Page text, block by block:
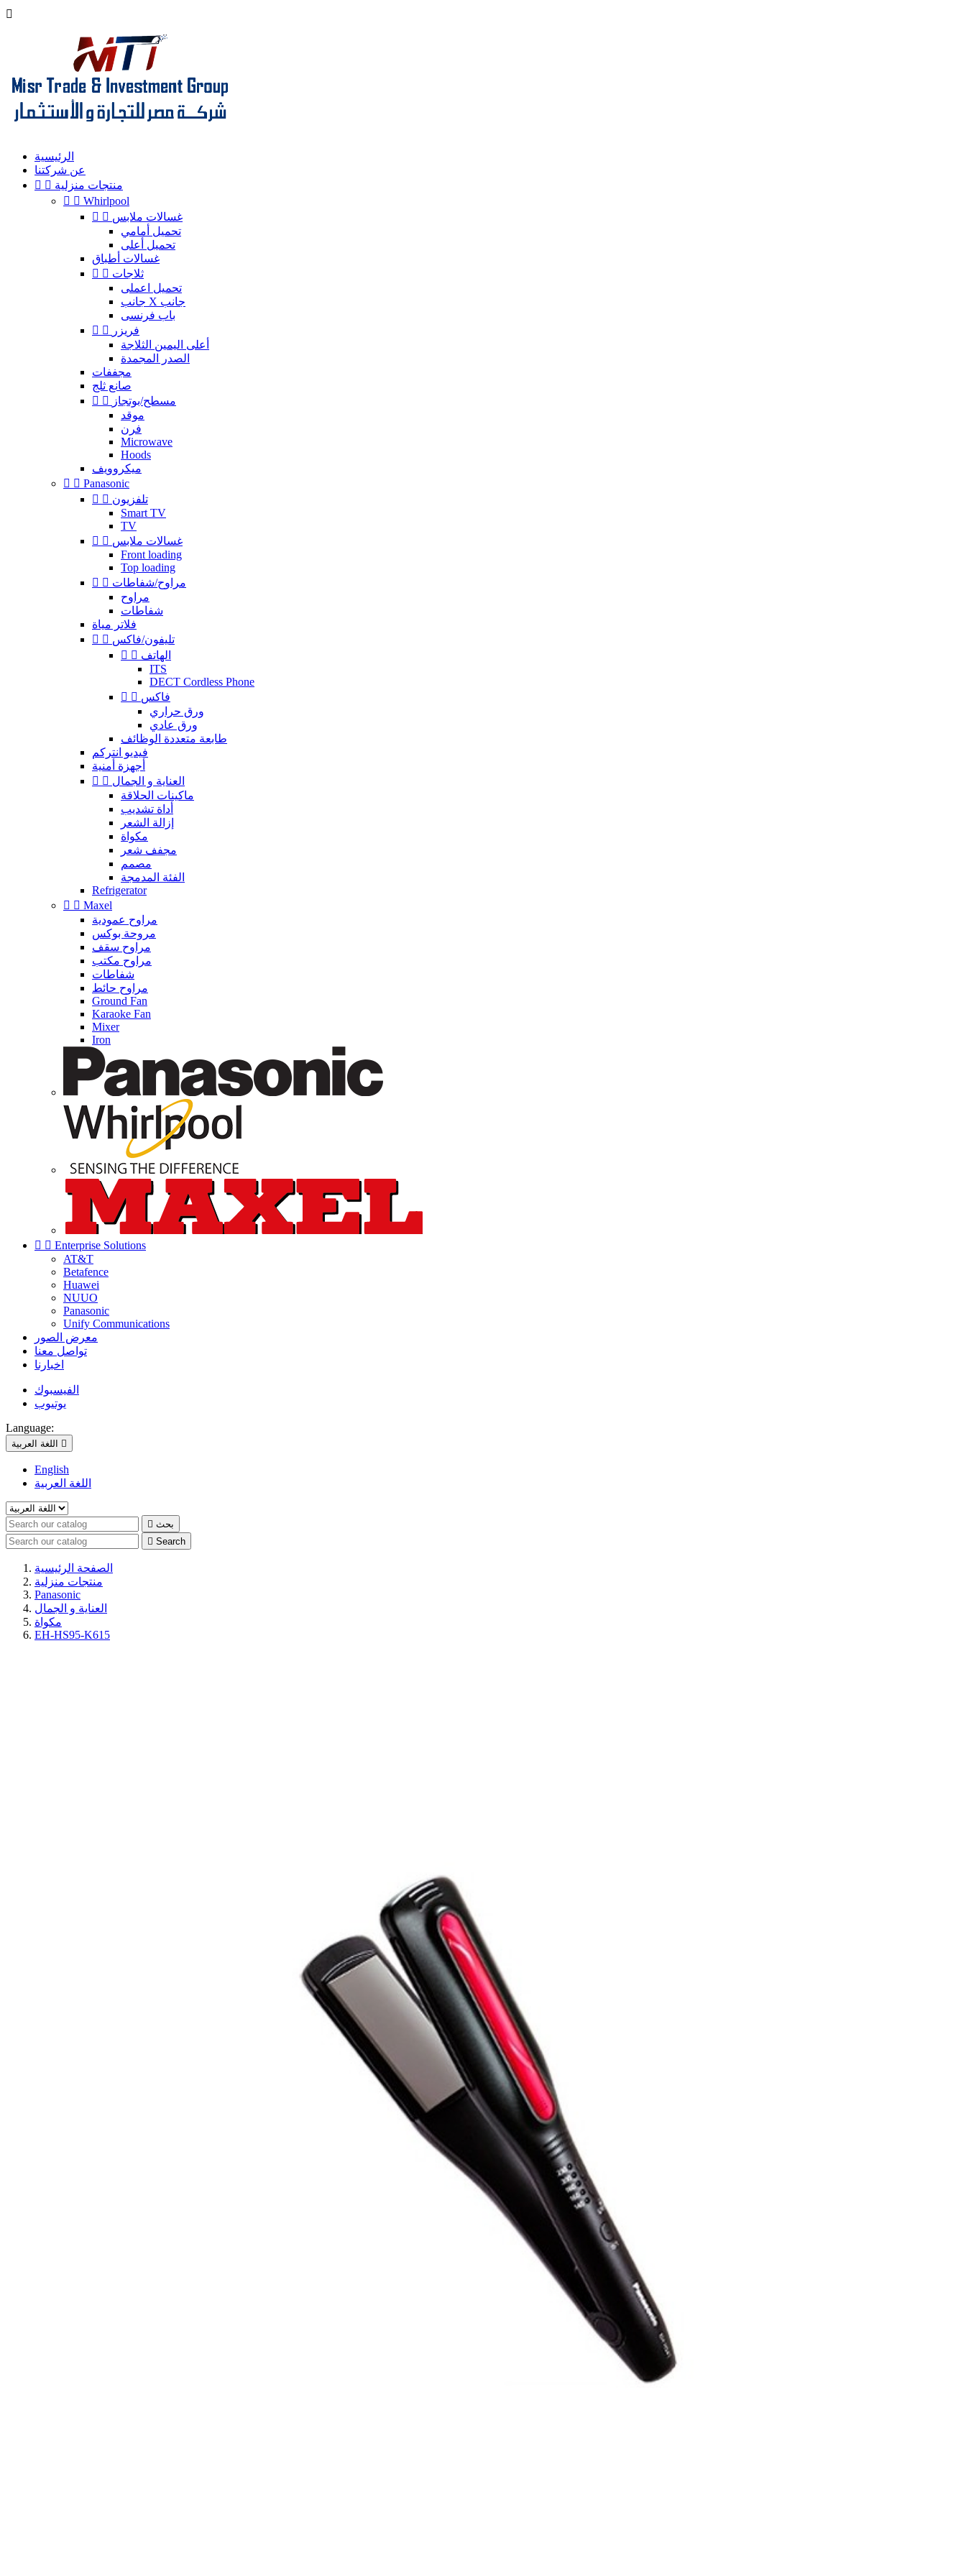

الرئيسية
عن شركتنا
  منتجات منزلية
  Whirlpool
  غسالات ملابس
تحميل أمامي
تحميل أعلى
غسالات أطباق
  ثلاجات
تحميل اعملى
جانب X جانب
باب فرنسى
 
فريزر
أعلى اليمين الثلاجة
الصدر المجمدة
مجففات
صانع ثلج
  مسطح/بوتجاز
موقد
فرن
Microwave
Hoods
ميكروويف
  Panasonic
  تلفزيون
Smart TV
TV
  غسالات ملابس
Front loading
Top loading
  مراوح/شفاطات
مراوح
شفاطات
فلاتر مياة
  تليفون/فاكس
  الهاتف
ITS
DECT Cordless Phone
  فاكس
ورق حراري
ورق عادي
طابعة متعددة الوظائف
فيديو انتركم
أجهزة أمنية
  العناية و الجمال
ماكينات الحلاقة
أداة تشديب
إزالة الشعر
مكواة
مجفف شعر
مصمم
الفئة المدمجة
Refrigerator
  Maxel
مراوح عمودية
مروحة بوكس
مراوح سقف
مراوح مكتب
شفاطات
مراوح حائط
Ground Fan
Karaoke Fan
Mixer
Iron
  Enterprise Solutions
AT&T
Betafence
Huawei
NUUO
Panasonic
Unify Communications
معرض الصور
تواصل معنا
اخبارنا
الفيسبوك
يوتيوب
Language:
اللغة العربية 
English
اللغة العربية
 بحث
 Search
الصفحة الرئيسية
منتجات منزلية
Panasonic
العناية و الجمال
مكواة
EH-HS95-K615